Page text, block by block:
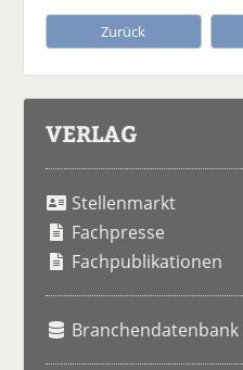
Zurück
VERLAG
Stellenmarkt
Fachpresse
Fachpublikationen
Branchendatenbank